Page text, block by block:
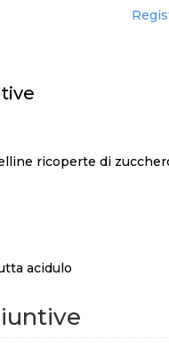
ricoperte di
acidulo